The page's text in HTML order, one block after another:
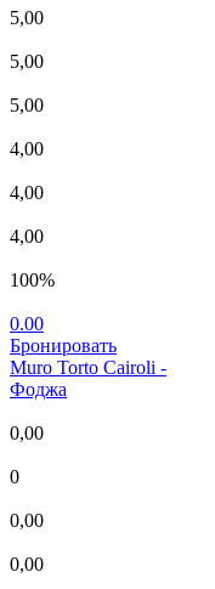
5,00
5,00
5,00
4,00
4,00
4,00
100%
0.00
Бронировать
Muro Torto Cairoli -
Фоджа
0,00
0
0,00
0,00